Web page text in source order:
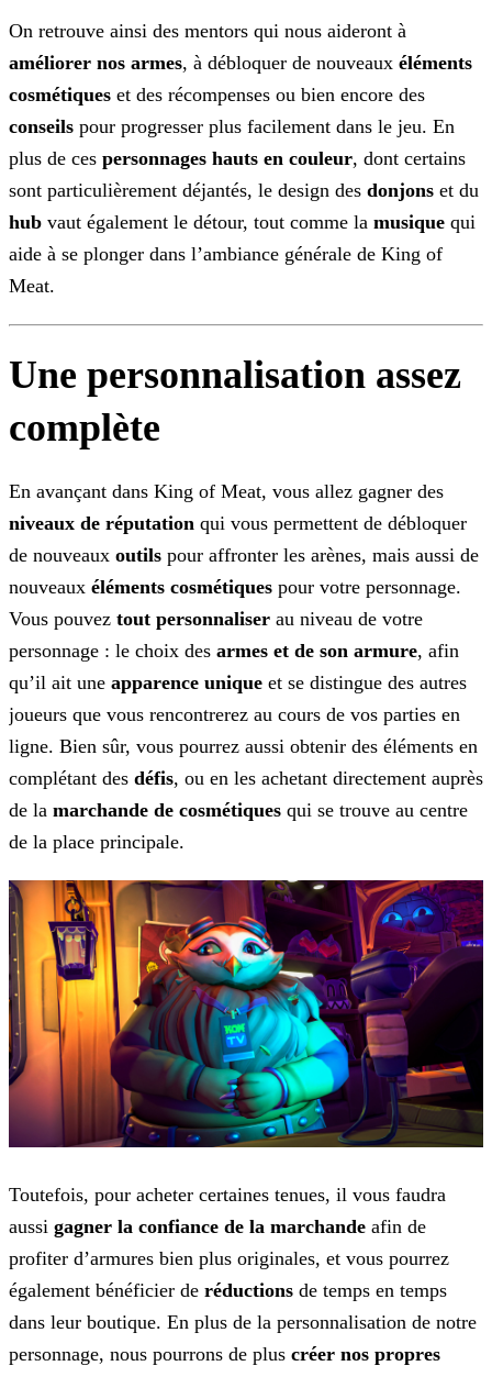
On retrouve ainsi des mentors qui nous aideront à
améliorer nos armes, à débloquer de nouveaux éléments
cosmétiques et des récompenses ou bien encore des
conseils pour progresser plus facilement dans le jeu. En
plus de ces personnages hauts en couleur, dont certains
sont particulièrement déjantés, le design des donjons et du
hub vaut également le détour, tout comme la musique qui
aide à se plonger dans l’ambiance générale de King of
Meat.
Une personnalisation assez
complète
En avançant dans King of Meat, vous allez gagner des
niveaux de réputation qui vous permettent de débloquer
de nouveaux outils pour affronter les arènes, mais aussi de
nouveaux éléments cosmétiques pour votre personnage.
Vous pouvez tout personnaliser au niveau de votre
personnage : le choix des armes et de son armure, afin
qu’il ait une apparence unique et se distingue des autres
joueurs que vous rencontrerez au cours de vos parties en
ligne. Bien sûr, vous pourrez aussi obtenir des éléments en
complétant des défis, ou en les achetant directement auprès
de la marchande de cosmétiques qui se trouve au centre
de la place principale.
Toutefois, pour acheter certaines tenues, il vous faudra
aussi gagner la confiance de la marchande afin de
profiter d’armures bien plus originales, et vous pourrez
également bénéficier de réductions de temps en temps
dans leur boutique. En plus de la personnalisation de notre
personnage, nous pourrons de plus créer nos propres